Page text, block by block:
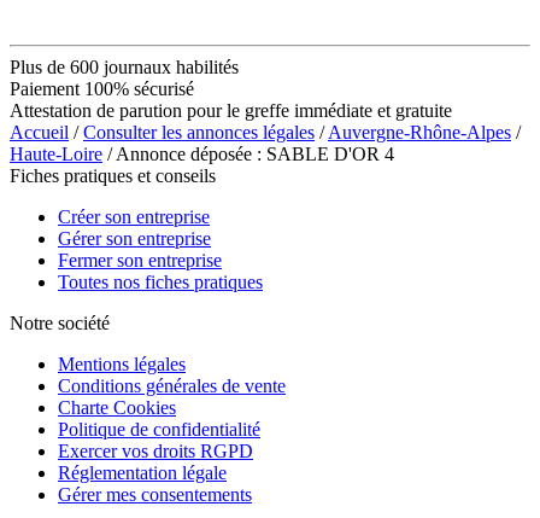
Plus de 600 journaux habilités
Paiement 100% sécurisé
Attestation de parution pour le greffe immédiate et gratuite
Accueil /Consulter les annonces légales /Auvergne-Rhône-Alpes /
Haute-Loire / Annonce déposée : SABLE D'OR 4
Fiches pratiques et conseils
Créer son entreprise
Gérer son entreprise
Fermer son entreprise
Toutes nos fiches pratiques
Notre société
Mentions légales
Conditions générales de vente
Charte Cookies
Politique de confidentialité
Exercer vos droits RGPD
Réglementation légale
Gérer mes consentements